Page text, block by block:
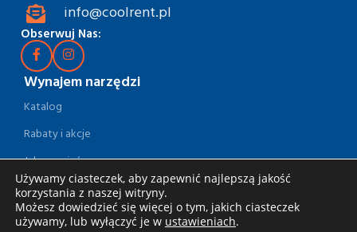
info@coolrent.pl
Obserwuj Nas:
Wynajem narzędzi
Katalog
Rabaty i akcje
Jak wynająć
Dostawa i odbiór
Zasady wynajmu
Używamy ciasteczek, aby zapewnić najlepszą jakość
korzystania z naszej witryny.
Możesz dowiedzieć się więcej o tym, jakich ciasteczek
używamy, lub wyłączyć je w ustawieniach.